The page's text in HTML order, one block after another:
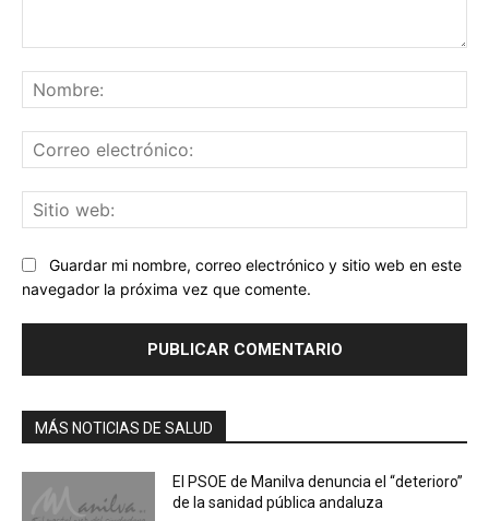
Guardar mi nombre, correo electrónico y sitio web en este
navegador la próxima vez que comente.
MÁS NOTICIAS DE SALUD
El PSOE de Manilva denuncia el “deterioro”
de la sanidad pública andaluza